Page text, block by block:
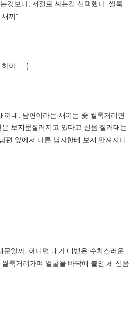
것보다, 저절로 싸는걸 선택했냐. 씰룩
끼”
아…..]
끼네. 남편이라는 새끼는 좇 씰룩거리면
은 보지문질러지고 있다고 신음 질러대는
편 앞에서 다른 남자한테 보지 만져지니
문일까, 아니면 내가 내뱉은 수치스러운
룩거려가며 얼굴을 바닥에 붙인 체 신음